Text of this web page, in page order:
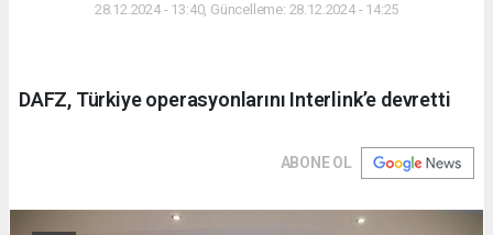
28.12.2024 - 13:40, Güncelleme: 28.12.2024 - 14:25
DAFZ, Türkiye operasyonlarını Interlink’e devretti
ABONE OL